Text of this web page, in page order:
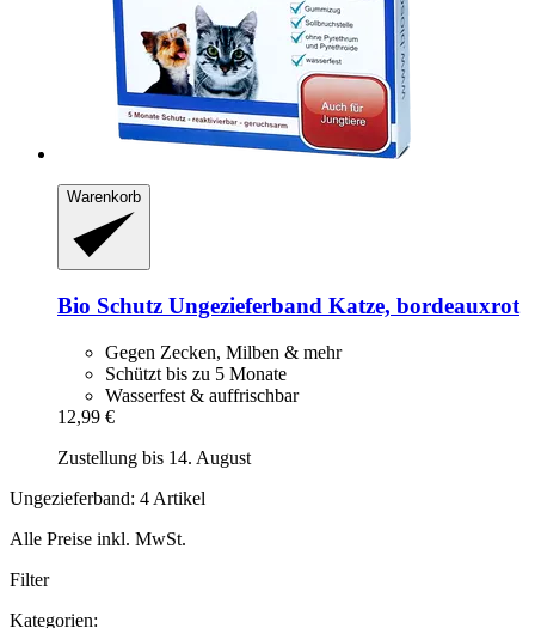
Warenkorb
Bio Schutz Ungezieferband Katze, bordeauxrot
Gegen Zecken, Milben & mehr
Schützt bis zu 5 Monate
Wasserfest & auffrischbar
12,99 €
Zustellung bis 14. August
Ungezieferband: 4 Artikel
Alle Preise inkl. MwSt.
Filter
Kategorien: